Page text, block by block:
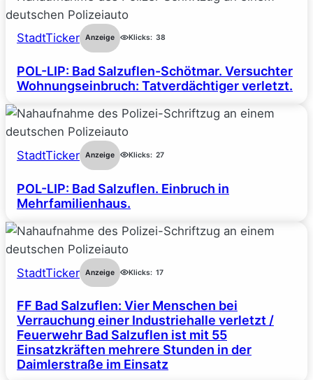
StadtTicker Anzeige Klicks: 38
POL-LIP: Bad Salzuflen-Schötmar. Versuchter
Wohnungseinbruch: Tatverdächtiger verletzt.
StadtTicker Anzeige Klicks: 27
POL-LIP: Bad Salzuflen. Einbruch in
Mehrfamilienhaus.
StadtTicker Anzeige Klicks: 17
FF Bad Salzuflen: Vier Menschen bei
Verrauchung einer Industriehalle verletzt /
Feuerwehr Bad Salzuflen ist mit 55
Einsatzkräften mehrere Stunden in der
Daimlerstraße im Einsatz